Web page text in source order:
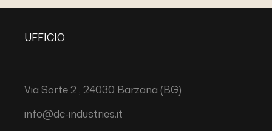
UFFICIO
Via Sorte 2 , 24030 Barzana (BG)
info@dc-industries.it